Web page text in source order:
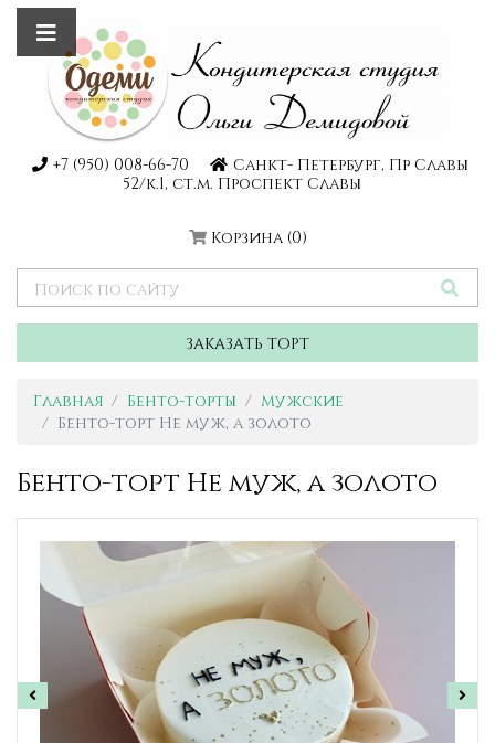
+7 (950) 008-66-70
Санкт- Петербург, Пр Славы
52/к.1, ст.м. Проспект Славы
Корзина (0)
ЗАКАЗАТЬ ТОРТ
Главная Бенто-торты
Мужские
Бенто-торт Не муж, а золото
Бенто-торт Не муж, а золото